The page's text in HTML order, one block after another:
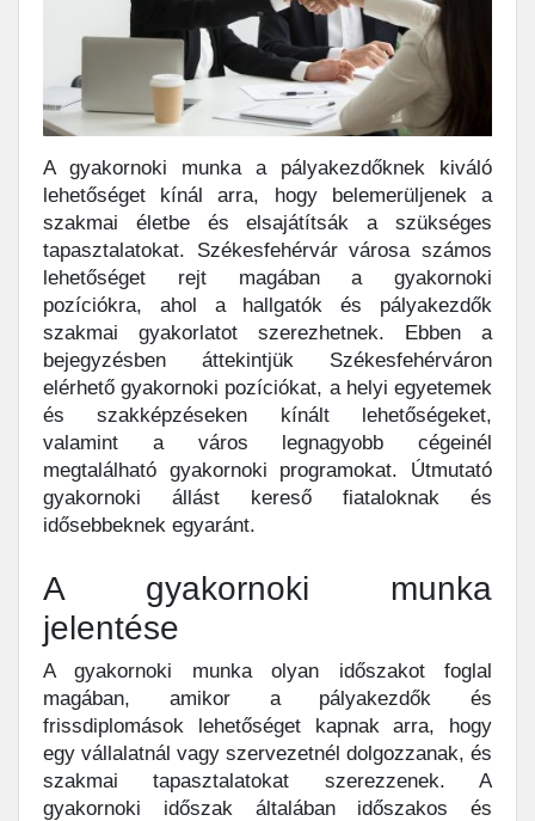
A gyakornoki munka a pályakezdőknek kiváló
lehetőséget kínál arra, hogy belemerüljenek a
szakmai életbe és elsajátítsák a szükséges
tapasztalatokat. Székesfehérvár városa számos
lehetőséget rejt magában a gyakornoki
pozíciókra, ahol a hallgatók és pályakezdők
szakmai gyakorlatot szerezhetnek. Ebben a
bejegyzésben áttekintjük Székesfehérváron
elérhető gyakornoki pozíciókat, a helyi egyetemek
és szakképzéseken kínált lehetőségeket,
valamint a város legnagyobb cégeinél
megtalálható gyakornoki programokat. Útmutató
gyakornoki állást kereső fiataloknak és
idősebbeknek egyaránt.
A gyakornoki munka
jelentése
A gyakornoki munka olyan időszakot foglal
magában, amikor a pályakezdők és
frissdiplomások lehetőséget kapnak arra, hogy
egy vállalatnál vagy szervezetnél dolgozzanak, és
szakmai tapasztalatokat szerezzenek. A
gyakornoki időszak általában időszakos és